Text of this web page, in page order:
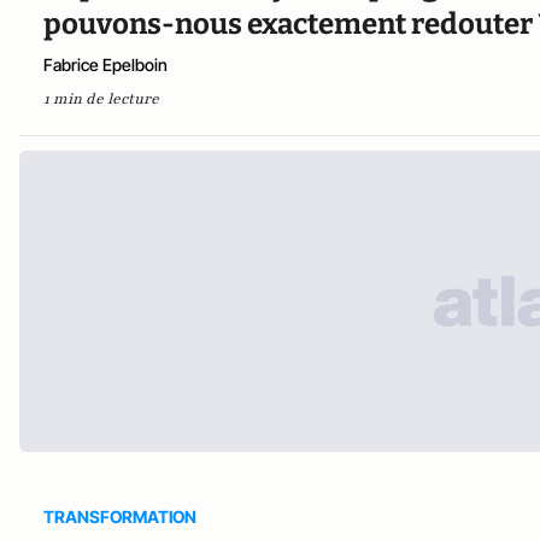
pouvons-nous exactement redouter
Fabrice Epelboin
1 min de lecture
TRANSFORMATION